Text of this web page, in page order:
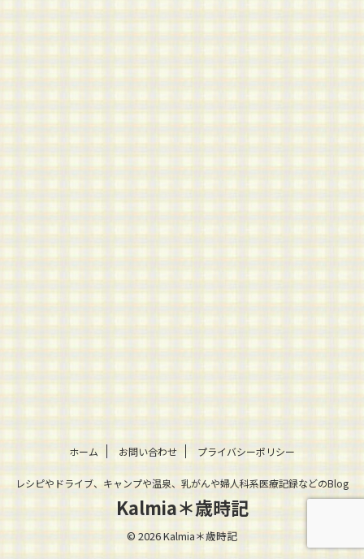
ホーム お問い合わせ プライバシーポリシー
レシピやドライブ、キャンプや温泉、乳がんや婦人科系医療記録などのBlog
Kalmia＊歳時記
© 2026 Kalmia＊歳時記